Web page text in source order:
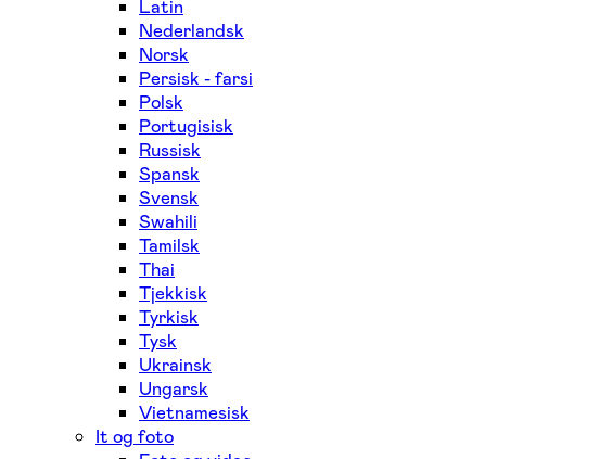
Latin
Nederlandsk
Norsk
Persisk - farsi
Polsk
Portugisisk
Russisk
Spansk
Svensk
Swahili
Tamilsk
Thai
Tjekkisk
Tyrkisk
Tysk
Ukrainsk
Ungarsk
Vietnamesisk
It og foto